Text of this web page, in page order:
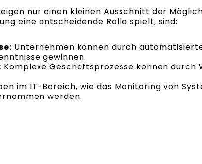
nur einen kleinen Ausschnitt der
eine entscheidende Rolle spielt, sind:
Unternehmen können durch
gewinnen.
Komplexe Geschäftsprozesse können
im IT-Bereich, wie das Monitoring von
werden.